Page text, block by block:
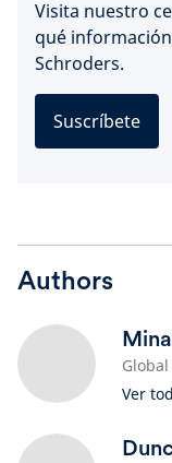
Visita nuestro
qué
Schroders.
Suscríbete
Authors
Ver